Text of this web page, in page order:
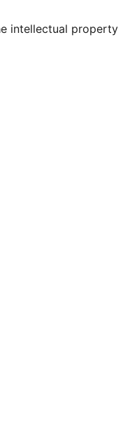
intellectual property